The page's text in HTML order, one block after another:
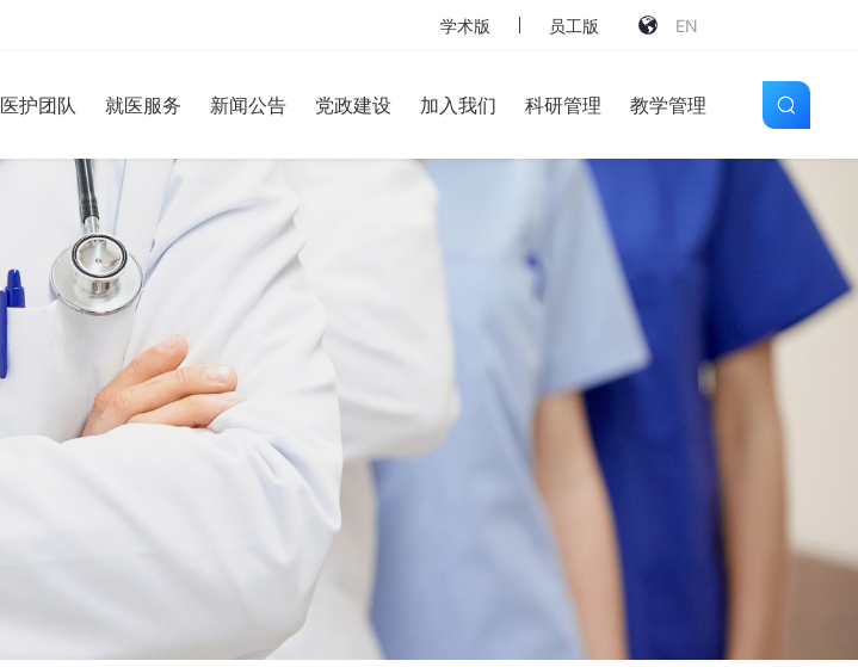
学术版 员工版 EN
医护团队 就医服务 新闻公告 党政建设 加入我们 科研管理 教学管理